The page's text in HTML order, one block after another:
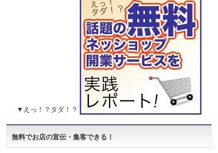
▼えっ！？タダ！？
無料でお店の宣伝・集客できる！